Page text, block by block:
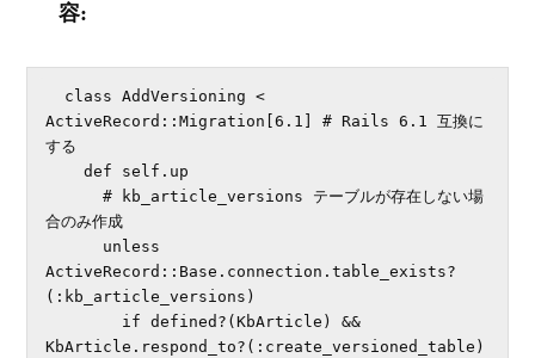
容:
ActiveRecord::Migration[6.1] # Rails 6.1 互換に
する
    def self.up
      # kb_article_versions テーブルが存在しない場
合のみ作成
ActiveRecord::Base.connection.table_exists?
(:kb_article_versions)
KbArticle.respond_to?(:create_versioned_table)